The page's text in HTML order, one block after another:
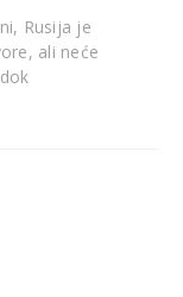
Rusija je
ali neće